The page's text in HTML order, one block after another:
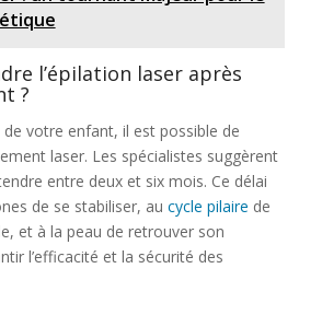
l’épilation laser après
?
de votre enfant, il est possible de
laser. Les spécialistes suggèrent
entre deux et six mois. Ce délai
de se stabiliser, au cycle pilaire de
et à la peau de retrouver son
l’efficacité et la sécurité des